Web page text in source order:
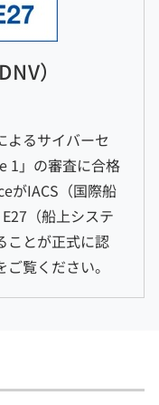
）
よるサイバーセ
1」の審査に合格
がIACS（国際船
（船上システ
ことが正式に認
ご覧ください。